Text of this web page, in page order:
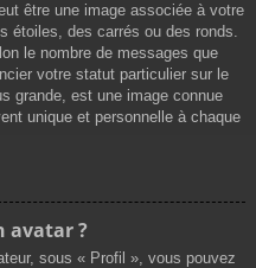
être une image associée à votre
étoiles, des carrés ou des ronds.
le nombre de messages que
votre statut particulier sur le
grande, est une image connue
unique et personnelle à chaque
avatar ?
sous « Profil », vous pouvez